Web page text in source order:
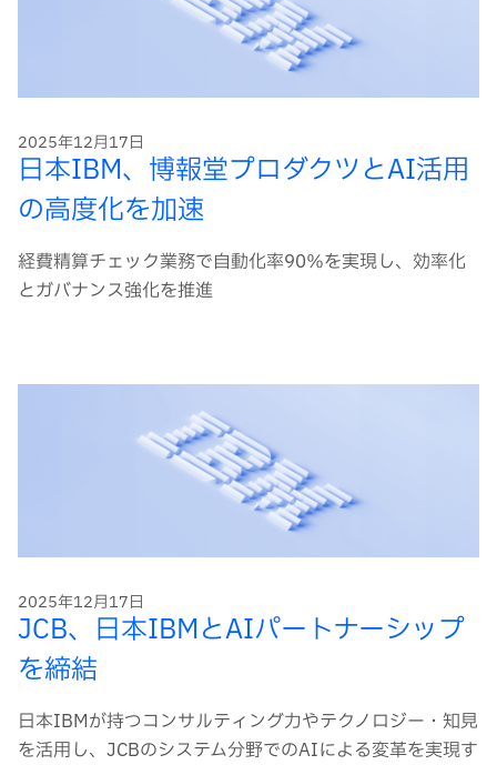
2025年12月17日
日本IBM、博報堂プロダクツとAI活用
の高度化を加速
経費精算チェック業務で自動化率90％を実現し、効率化
とガバナンス強化を推進
2025年12月17日
JCB、日本IBMとAIパートナーシップ
を締結
日本IBMが持つコンサルティング力やテクノロジー・知見
を活用し、JCBのシステム分野でのAIによる変革を実現す